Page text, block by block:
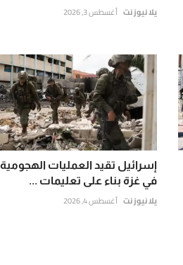
يلا نيوز نت أغسطس 3, 2026
إسرائيل تقيد العمليات الهجومية
في غزة بناء على تعليمات ...
يلا نيوز نت أغسطس 4, 2026